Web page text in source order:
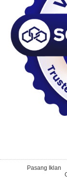
Pasang Iklan